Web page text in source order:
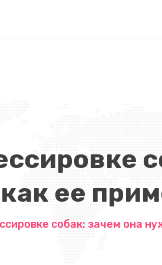
ее
собак: зачем она